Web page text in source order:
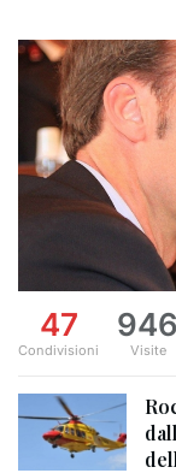
47
Condivisioni
946
Visite